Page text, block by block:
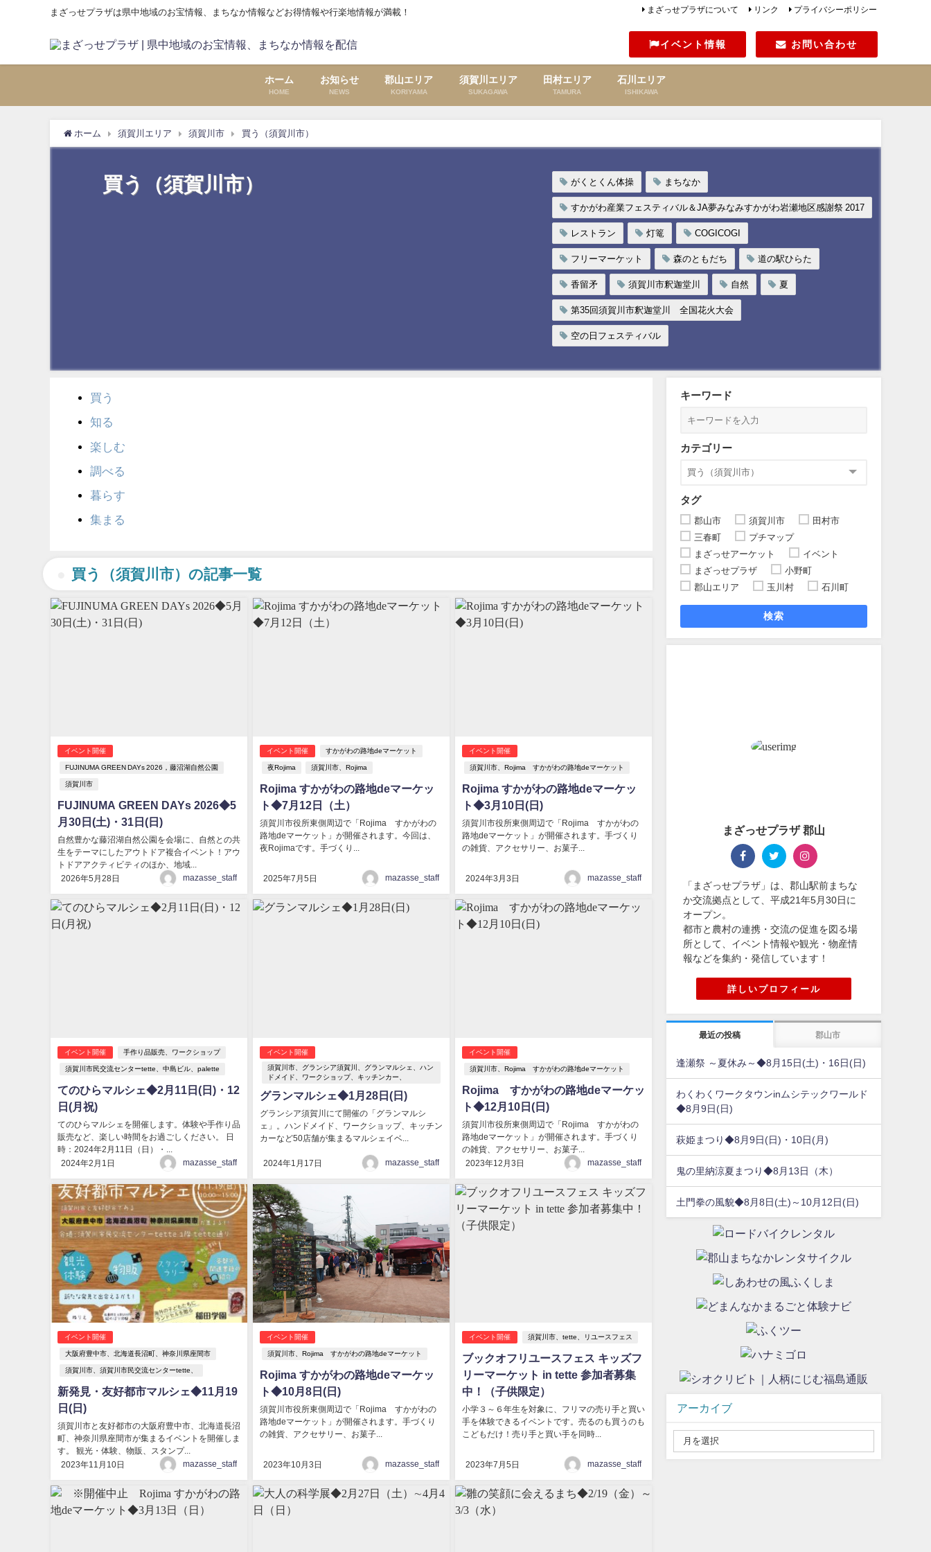
まざっせプラザは県中地域のお宝情報、まちなか情報などお得情報や行楽地情報が満載！ まざっせプラザについて リンク プライバシーポリシー
イベント情報 お問い合わせ
ホーム
HOME
お知らせ
NEWS
郡山エリア
KORIYAMA
須賀川エリア
SUKAGAWA
田村エリア
TAMURA
石川エリア
ISHIKAWA
ホーム 須賀川エリア 須賀川市 買う（須賀川市）
買う（須賀川市） がくとくん体操 まちなか
すかがわ産業フェスティバル＆JA夢みなみすかがわ岩瀬地区感謝祭 2017
レストラン 灯篭 COGICOGI
フリーマーケット 森のともだち 道の駅ひらた
香留矛 須賀川市釈迦堂川 自然 夏
第35回須賀川市釈迦堂川 全国花火大会
空の日フェスティバル
買う
知る
楽しむ
調べる
暮らす
集まる
買う（須賀川市）の記事一覧
イベント開催
FUJINUMA GREEN DAYs 2026，藤沼湖自然公園
須賀川市
FUJINUMA GREEN DAYs 2026◆5
月30日(土)・31日(日)
自然豊かな藤沼湖自然公園を会場に、自然との共
生をテーマにしたアウトドア複合イベント！アウ
トドアアクティビティのほか、地域...
2026年5月28日
mazasse_staff
イベント開催 すかがわの路地deマーケット
夜Rojima 須賀川市、Rojima
Rojima すかがわの路地deマーケッ
ト◆7月12日（土）
須賀川市役所東側周辺で「Rojima すかがわの
路地deマーケット」が開催されます。今回は、
夜Rojimaです。手づくり...
2025年7月5日 mazasse_staff
イベント開催
須賀川市、Rojima すかがわの路地deマーケット
Rojima すかがわの路地deマーケッ
ト◆3月10日(日)
須賀川市役所東側周辺で「Rojima すかがわの
路地deマーケット」が開催されます。手づくり
の雑貨、アクセサリー、お菓子...
2024年3月3日 mazasse_staff
イベント開催 手作り品販売、ワークショップ
須賀川市民交流センターtette、中島ビル、palette
てのひらマルシェ◆2月11日(日)・12
日(月祝)
てのひらマルシェを開催します。体験や手作り品
販売など、楽しい時間をお過ごしください。 日
時：2024年2月11日（日）・...
2024年2月1日
mazasse_staff
イベント開催
須賀川市、グランシア須賀川、グランマルシェ、ハン
ドメイド、ワークショップ、キッチンカー、
グランマルシェ◆1月28日(日)
グランシア須賀川にて開催の「グランマルシ
ェ」。ハンドメイド、ワークショップ、キッチン
カーなど50店舗が集まるマルシェイベ...
2024年1月17日 mazasse_staff
イベント開催
須賀川市、Rojima すかがわの路地deマーケット
Rojima すかがわの路地deマーケッ
ト◆12月10日(日)
須賀川市役所東側周辺で「Rojima すかがわの
路地deマーケット」が開催されます。手づくり
の雑貨、アクセサリー、お菓子...
2023年12月3日
mazasse_staff
イベント開催
大阪府豊中市、北海道長沼町、神奈川県座間市
須賀川市、須賀川市民交流センターtette、
新発見・友好都市マルシェ◆11月19
日(日)
須賀川市と友好都市の大阪府豊中市、北海道長沼
町、神奈川県座間市が集まるイベントを開催しま
す。 観光・体験、物販、スタンプ...
2023年11月10日
mazasse_staff
イベント開催
須賀川市、Rojima すかがわの路地deマーケット
Rojima すかがわの路地deマーケッ
ト◆10月8日(日)
須賀川市役所東側周辺で「Rojima すかがわの
路地deマーケット」が開催されます。手づくり
の雑貨、アクセサリー、お菓子...
2023年10月3日 mazasse_staff
イベント開催 須賀川市、tette、リユースフェス
ブックオフリユースフェス キッズフ
リーマーケット in tette 参加者募集
中！（子供限定）
小学３～６年生を対象に、フリマの売り手と買い
手を体験できるイベントです。売るのも買うのも
こどもだけ！売り手と買い手を同時...
2023年7月5日 mazasse_staff
キーワード
カテゴリー
タグ
郡山市 須賀川市
田村市
三春町
プチマップ
まざっせアーケット
イベント
まざっせプラザ
小野町
郡山エリア
玉川村 石川町
検索
まざっせプラザ 郡山
「まざっせプラザ」は、郡山駅前まちな
か交流拠点として、平成21年5月30日に
オープン。
都市と農村の連携・交流の促進を図る場
所として、イベント情報や観光・物産情
報などを集約・発信しています！
詳しいプロフィール
最近の投稿 郡山市
逢瀬祭 ～夏休み～◆8月15日(土)・16日(日)
わくわくワークタウンinムシテックワールド
◆8月9日(日)
萩姫まつり◆8月9日(日)・10日(月)
鬼の里納涼夏まつり◆8月13日（木）
土門拳の風貌◆8月8日(土)～10月12日(日)
アーカイブ